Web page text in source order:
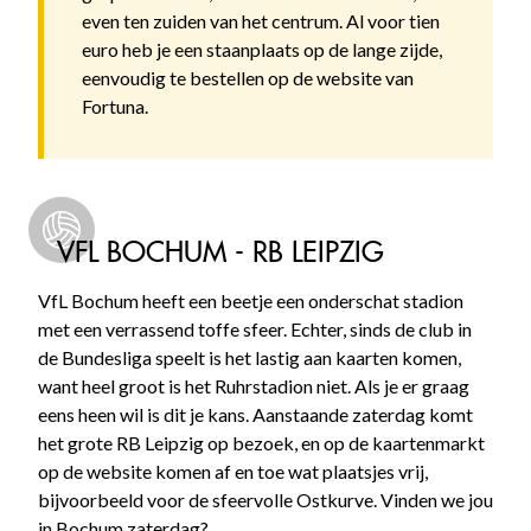
even ten zuiden van het centrum. Al voor tien
euro heb je een staanplaats op de lange zijde,
eenvoudig te bestellen op de website van
Fortuna.
VFL BOCHUM - RB LEIPZIG
VfL Bochum heeft een beetje een onderschat stadion
met een verrassend toffe sfeer. Echter, sinds de club in
de Bundesliga speelt is het lastig aan kaarten komen,
want heel groot is het Ruhrstadion niet. Als je er graag
eens heen wil is dit je kans. Aanstaande zaterdag komt
het grote RB Leipzig op bezoek, en op de kaartenmarkt
op de website komen af en toe wat plaatsjes vrij,
bijvoorbeeld voor de sfeervolle Ostkurve. Vinden we jou